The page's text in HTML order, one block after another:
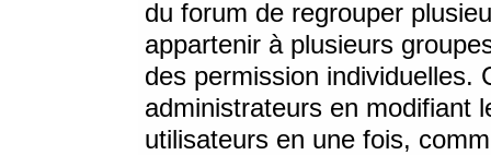
du forum de regrouper
appartenir à plusieurs
des permission individuelles.
administrateurs en modifiant
utilisateurs en une fois,